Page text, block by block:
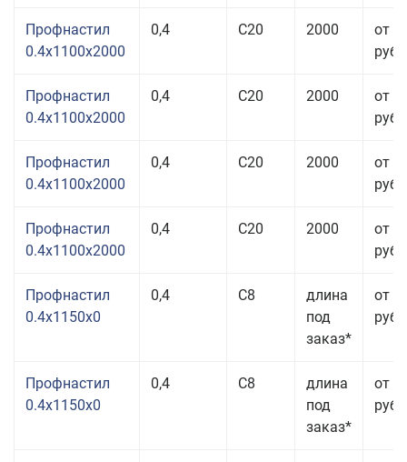
Профнастил
0.4x1100x2000
0,4 С20 2000
от
руб.
Профнастил
0.4x1100x2000
0,4 С20 2000
от
руб.
Профнастил
0.4x1100x2000
0,4 С20 2000
от
руб.
Профнастил
0.4x1100x2000
0,4 С20 2000
от
руб.
Профнастил
0.4x1150x0
0,4 С8
длина
под
заказ*
от
руб.
Профнастил
0.4x1150x0
0,4 С8
длина
под
заказ*
от
руб.